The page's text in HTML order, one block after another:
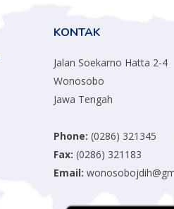
KONTAK
Jalan Soekarno Hatta 2-4
Wonosobo
Jawa Tengah
Phone: (0286) 321345
Fax: (0286) 321183
Email: